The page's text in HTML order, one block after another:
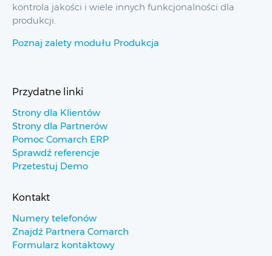
kontrola jakości i wiele innych funkcjonalności dla
produkcji.
Poznaj zalety modułu Produkcja
Przydatne linki
Strony dla Klientów
Strony dla Partnerów
Pomoc Comarch ERP
Sprawdź referencje
Przetestuj Demo
Kontakt
Numery telefonów
Znajdź Partnera Comarch
Formularz kontaktowy